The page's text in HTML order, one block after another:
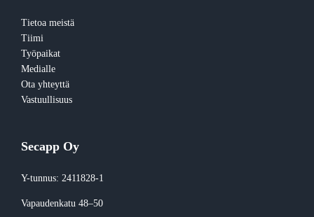
Tietoa meistä
Tiimi
Työpaikat
Medialle
Ota yhteyttä
Vastuullisuus
Secapp Oy
Y-tunnus: 2411828-1
Vapaudenkatu 48–50